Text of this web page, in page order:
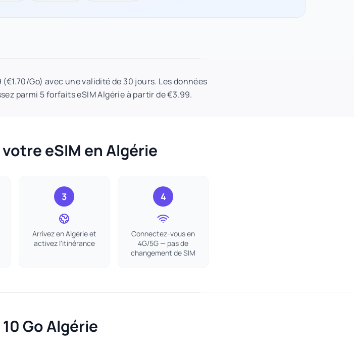
Go) avec une validité de 30 jours. Les données
parmi 5 forfaits eSIM Algérie à partir de €3.99.
eSIM en Algérie
3
Arrivez en Algérie et
activez l'itinérance
4
Connectez-vous en
4G/5G — pas de
changement de SIM
10 Go Algérie